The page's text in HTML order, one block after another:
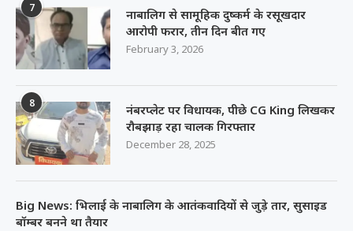
7
नाबालिग से सामूहिक दुष्कर्म के रसूखदार
आरोपी फरार, तीन दिन बीत गए
February 3, 2026
8
नंबरप्लेट पर विधायक, पीछे CG King लिखकर
रौबझाड़ रहा चालक गिरफ्तार
December 28, 2025
Big News: भिलाई के नाबालिग के आतंकवादियों से जुड़े तार, सुसाइड
बॉम्बर बनने था तैयार